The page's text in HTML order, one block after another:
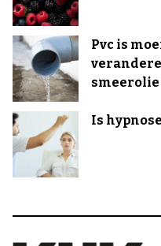
Pvc is
smeerolie
Is